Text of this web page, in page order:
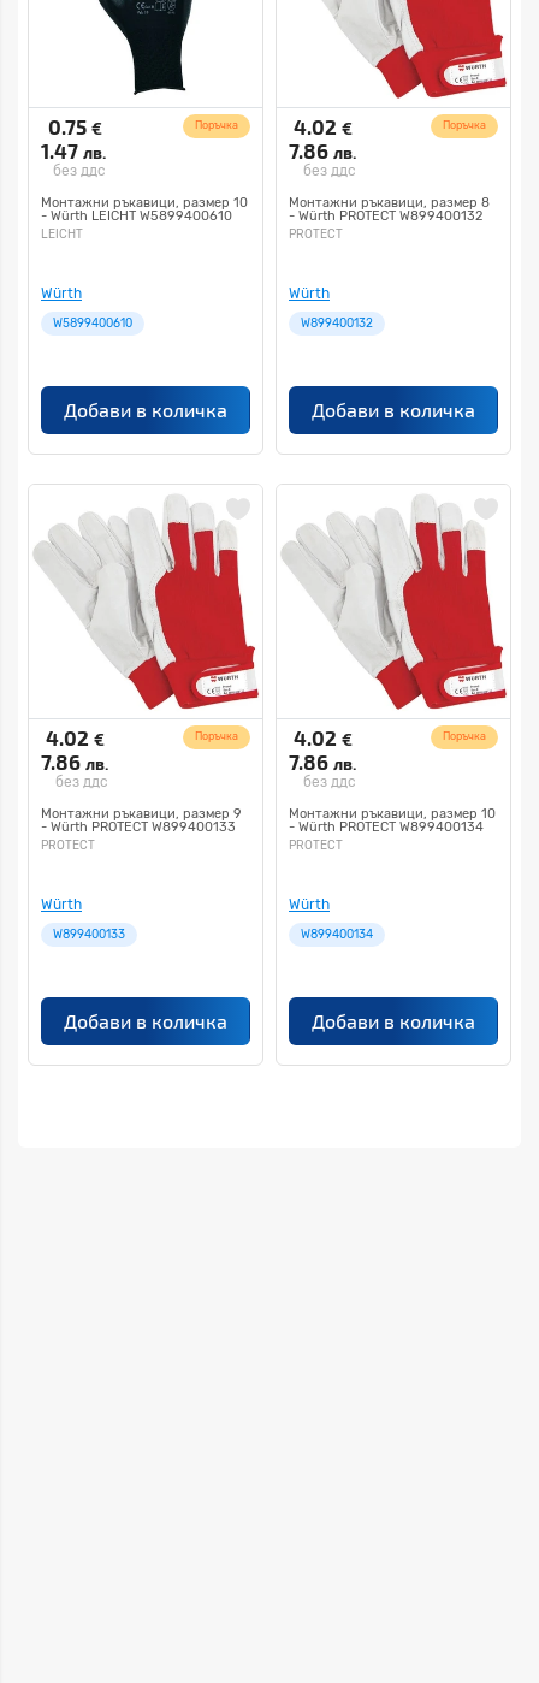
0.75 €
1.47 лв.
без ддс
Поръчка
Монтажни ръкавици, размер 10
- Würth LEICHT W5899400610
LEICHT
Würth
W5899400610
Добави в количка
4.02 €
7.86 лв.
без ддс
Поръчка
Монтажни ръкавици, размер 8
- Würth PROTECT W899400132
PROTECT
Würth
W899400132
Добави в количка
4.02 €
7.86 лв.
без ддс
Поръчка
Монтажни ръкавици, размер 9
- Würth PROTECT W899400133
PROTECT
Würth
W899400133
Добави в количка
4.02 €
7.86 лв.
без ддс
Поръчка
Монтажни ръкавици, размер 10
- Würth PROTECT W899400134
PROTECT
Würth
W899400134
Добави в количка